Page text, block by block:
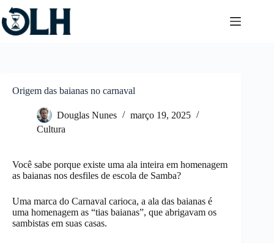
Pular
para
o
conteúdo
Origem das baianas no carnaval
Douglas Nunes
março 19, 2025
Cultura
Você sabe porque existe uma ala inteira em homenagem
as baianas nos desfiles de escola de Samba?
Uma marca do Carnaval carioca, a ala das baianas é
uma homenagem as “tias baianas”, que abrigavam os
sambistas em suas casas.